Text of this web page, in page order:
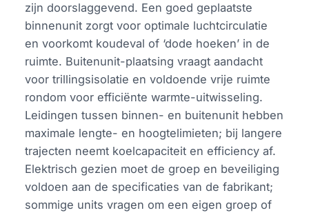
zijn doorslaggevend. Een goed geplaatste
binnenunit zorgt voor optimale luchtcirculatie
en voorkomt koudeval of ‘dode hoeken’ in de
ruimte. Buitenunit-plaatsing vraagt aandacht
voor trillingsisolatie en voldoende vrije ruimte
rondom voor efficiënte warmte-uitwisseling.
Leidingen tussen binnen- en buitenunit hebben
maximale lengte- en hoogtelimieten; bij langere
trajecten neemt koelcapaciteit en efficiency af.
Elektrisch gezien moet de groep en beveiliging
voldoen aan de specificaties van de fabrikant;
sommige units vragen om een eigen groep of